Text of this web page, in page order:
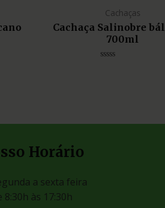
Cachaças
Cachaça Salinobre
700ml
Horário
a sexta feira
8:30h às 17:30h